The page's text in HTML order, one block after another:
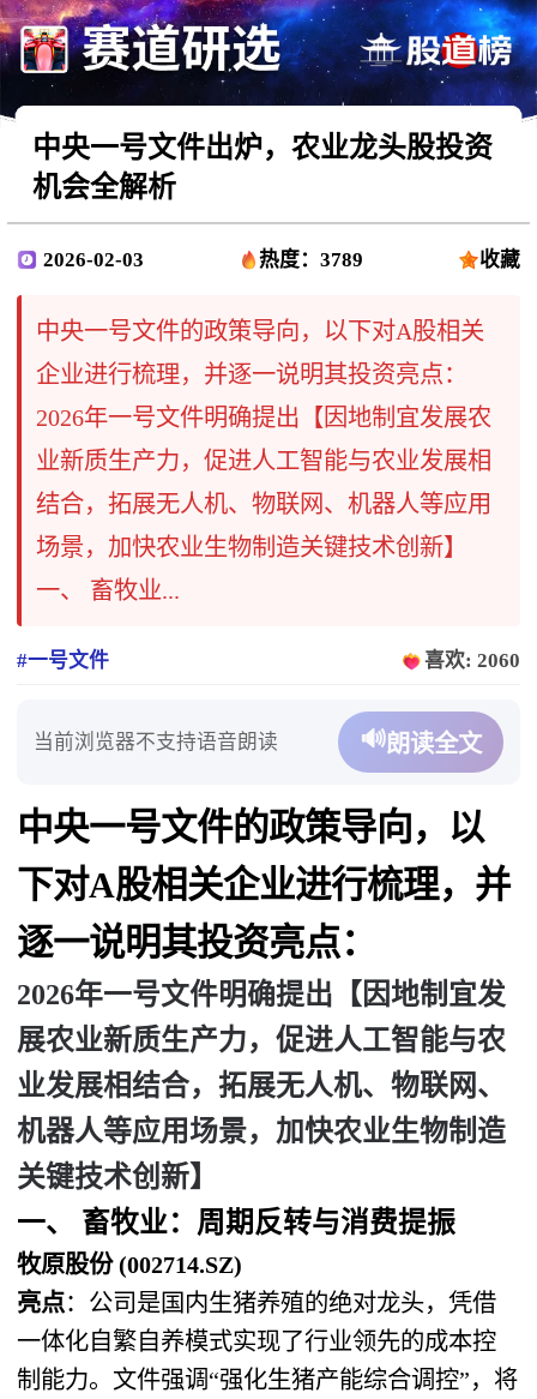
中央一号文件出炉，农业龙头股投资
机会全解析
2026-02-03 热度：3789 收藏
中央一号文件的政策导向，以下对A股相关
企业进行梳理，并逐一说明其投资亮点：
2026年一号文件明确提出【因地制宜发展农
业新质生产力，促进人工智能与农业发展相
结合，拓展无人机、物联网、机器人等应用
场景，加快农业生物制造关键技术创新】
一、 畜牧业...
#一号文件 喜欢: 2060
当前浏览器不支持语音朗读 🔊朗读全文
中央一号文件的政策导向，以
下对A股相关企业进行梳理，并
逐一说明其投资亮点：
2026年一号文件明确提出【因地制宜发
展农业新质生产力，促进人工智能与农
业发展相结合，拓展无人机、物联网、
机器人等应用场景，加快农业生物制造
关键技术创新】
一、 畜牧业：周期反转与消费提振
牧原股份 (002714.SZ)
亮点：公司是国内生猪养殖的绝对龙头，凭借
一体化自繁自养模式实现了行业领先的成本控
制能力。文件强调“强化生猪产能综合调控”，将